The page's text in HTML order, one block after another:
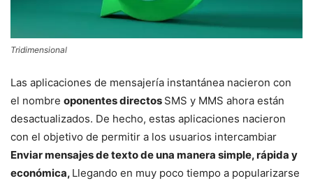
Tridimensional
Las aplicaciones de mensajería instantánea nacieron con
el nombre oponentes directos SMS y MMS ahora están
desactualizados. De hecho, estas aplicaciones nacieron
con el objetivo de permitir a los usuarios intercambiar
Enviar mensajes de texto de una manera simple, rápida y
económica, Llegando en muy poco tiempo a popularizarse